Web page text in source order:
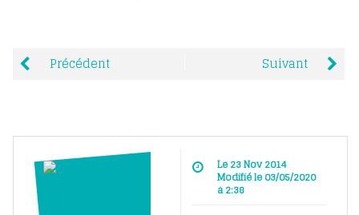
Précédent Suivant
Le 23 Nov 2014
Modifié le 03/05/2020
à 2:38